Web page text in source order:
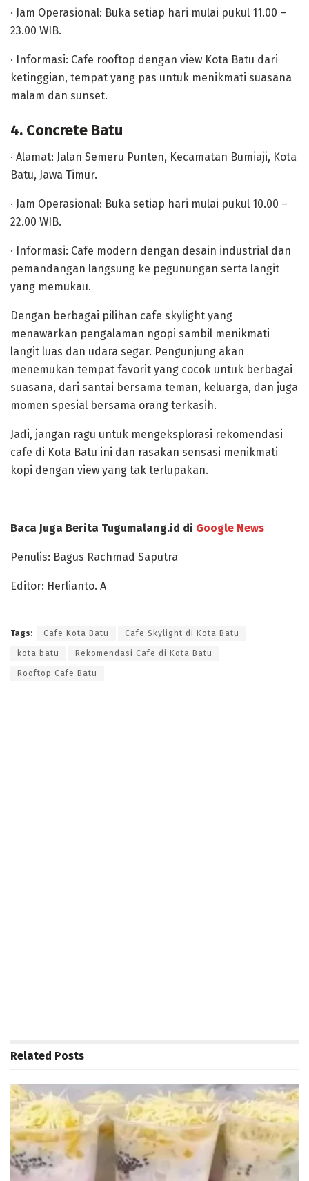
· Jam Operasional: Buka setiap hari mulai pukul 11.00 –
23.00 WIB.
· Informasi: Cafe rooftop dengan view Kota Batu dari
ketinggian, tempat yang pas untuk menikmati suasana
malam dan sunset.
4. Concrete Batu
· Alamat: Jalan Semeru Punten, Kecamatan Bumiaji, Kota
Batu, Jawa Timur.
· Jam Operasional: Buka setiap hari mulai pukul 10.00 –
22.00 WIB.
· Informasi: Cafe modern dengan desain industrial dan
pemandangan langsung ke pegunungan serta langit
yang memukau.
Dengan berbagai pilihan cafe skylight yang
menawarkan pengalaman ngopi sambil menikmati
langit luas dan udara segar. Pengunjung akan
menemukan tempat favorit yang cocok untuk berbagai
suasana, dari santai bersama teman, keluarga, dan juga
momen spesial bersama orang terkasih.
Jadi, jangan ragu untuk mengeksplorasi rekomendasi
cafe di Kota Batu ini dan rasakan sensasi menikmati
kopi dengan view yang tak terlupakan.
Baca Juga Berita Tugumalang.id di Google News
Penulis: Bagus Rachmad Saputra
Editor: Herlianto. A
Tags: Cafe Kota Batu Cafe Skylight di Kota Batu
kota batu Rekomendasi Cafe di Kota Batu
Rooftop Cafe Batu
Related Posts